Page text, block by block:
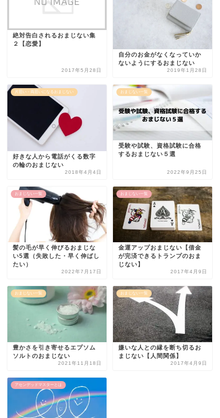
絶対告白されるおまじない集
２【恋愛】
2017年5月28日
自分のお金がなくなっていか
ないようにするおまじない
2019年1月28日
片思い・両思いになるおまじない
好きな人から電話がくる数字
の輪のおまじない
2018年4月4日
おまじない一覧
受験や試験、資格試験に合格
するおまじない５選
2022年9月25日
おまじない一覧
髪の毛が早く伸びるおまじな
い5選（失敗した・早く伸ばし
たい）
2022年7月17日
おまじない一覧
金運アップおまじない【借金
が完済できるトランプのおま
じない】
2017年4月9日
おまじない一覧
豊かさを引き寄せるエプソム
ソルトのおまじない
2021年11月18日
おまじない一覧
嫌いな人との縁を断ち切るお
まじない【人間関係】
2017年4月9日
アセンデッドマスターとは